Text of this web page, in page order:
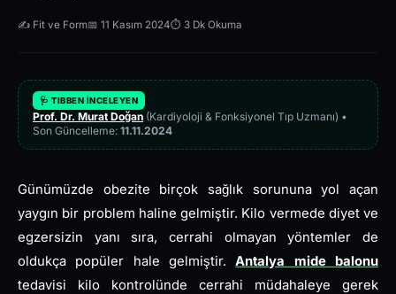
✍️ Fit ve Form📅 11 Kasım 2024⏱️ 3 Dk Okuma
🩺 TIBBEN İNCELEYEN
Prof. Dr. Murat Doğan (Kardiyoloji & Fonksiyonel Tıp Uzmanı) •
Son Güncelleme: 11.11.2024
Günümüzde obezite birçok sağlık sorununa yol açan
yaygın bir problem haline gelmiştir. Kilo vermede diyet ve
egzersizin yanı sıra, cerrahi olmayan yöntemler de
oldukça popüler hale gelmiştir.Antalya mide balonu
tedavisi kilo kontrolünde cerrahi müdahaleye gerek